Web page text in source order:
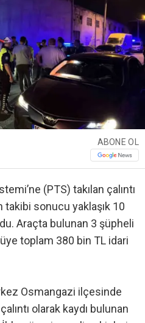
ABONE OL
(PTS) takılan çalıntı
sonucu yaklaşık 10
Araçta bulunan 3 şüpheli
toplam 380 bin TL idari
Osmangazi ilçesinde
olarak kaydı bulunan